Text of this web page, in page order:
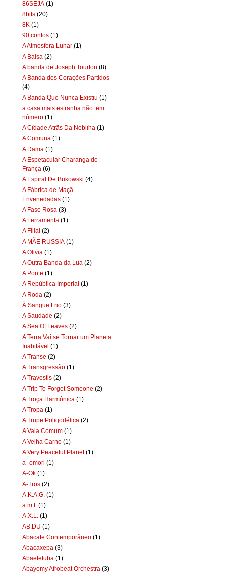
86SEJA (1)
8bits (20)
8K (1)
90 contos (1)
A Atmosfera Lunar (1)
A Balsa (2)
A banda de Joseph Tourton (8)
A Banda dos Corações Partidos
(4)
A Banda Que Nunca Existiu (1)
a casa mais estranha não tem
número (1)
A Cïdade Aträs Da Neblïna (1)
A Comuna (1)
A Dama (1)
A Espetacular Charanga do
França (6)
A Espiral De Bukowski (4)
A Fábrica de Maçã
Envenedadas (1)
A Fase Rosa (3)
A Ferramenta (1)
A Filial (2)
A MÃE RUSSIA (1)
A Olivia (1)
A Outra Banda da Lua (2)
A Ponte (1)
A República Imperial (1)
A Roda (2)
À Sangue Frio (3)
A Saudade (2)
A Sea Of Leaves (2)
A Terra Vai se Tornar um Planeta
Inabitável (1)
A Transe (2)
A Transgressão (1)
A Travestis (2)
A Trip To Forget Someone (2)
A Troça Harmônica (1)
A Tropa (1)
A Trupe Poligodélica (2)
A Vala Comum (1)
A Velha Carne (1)
A Very Peaceful Planet (1)
a_omori (1)
A-Ok (1)
A-Tros (2)
A.K.A.G. (1)
a.m.t. (1)
A.X.L.
(1)
AB.DU (1)
Abacate Contemporâneo (1)
Abacaxepa (3)
Abaetetuba (1)
Abayomy Afrobeat Orchestra (3)